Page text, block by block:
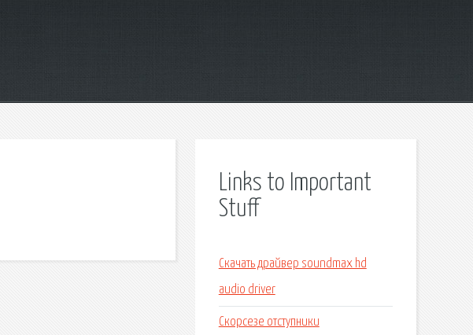
Links to Important
Stuff
Скачать драйвер soundmax hd
audio driver
Скорсезе отступники